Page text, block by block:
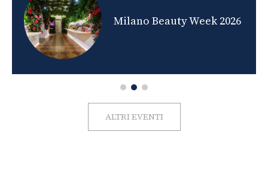
Milano Beauty Week 2026
ALTRI EVENTI